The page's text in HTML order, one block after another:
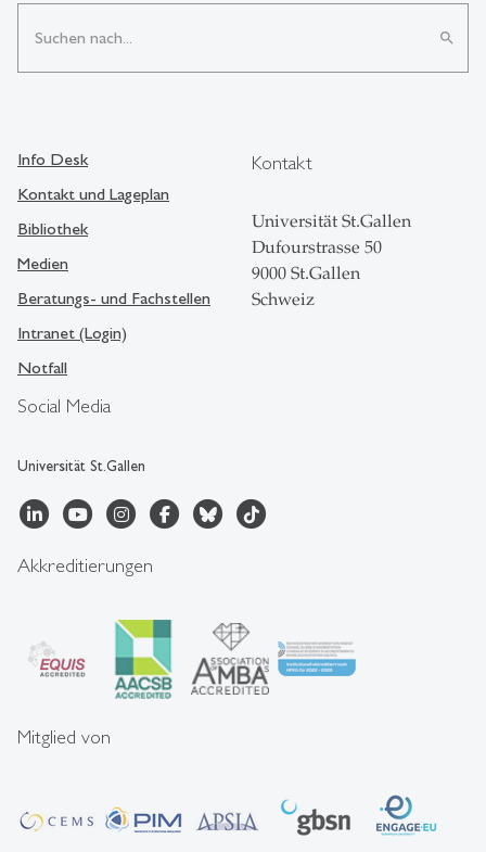
search
Social Media
Universität St.Gallen
Info Desk
Kontakt und Lageplan
Bibliothek
Medien
Beratungs- und Fachstellen
Intranet (Login)
Notfall
Kontakt
Universität St.Gallen
Dufourstrasse 50
9000 St.Gallen
Schweiz
Akkreditierungen
Mitglied von